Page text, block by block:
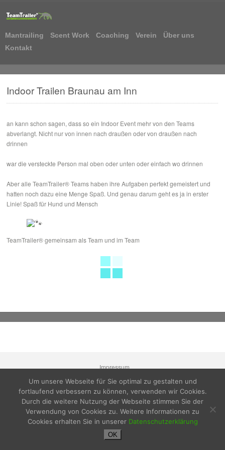
Mantrailing Scent Work Coaching Verein
Über uns
Kontakt
Indoor Trailen Braunau am Inn
an kann schon sagen, dass so ein Indoor Event mehr von den Teams
abverlangt. Nicht nur von innen nach draußen oder von draußen nach
drinnen
war die versteckte Person mal oben oder unten oder einfach wo drinnen
Aber alle TeamTrailer® Teams haben ihre Aufgaben perfekt gemeistert und
hatten noch dazu eine Menge Spaß. Und genau darum geht es ja in erster
Linie! Spaß für Hund und Mensch
TeamTrailer® gemeinsam als Team und im Team
Impressum
Datenschutzerklärung
Um unsere Webseite für Sie optimal zu gestalten und
fortlaufend verbessern zu können, verwenden wir Cookies.
Durch die weitere Nutzung der Webseite stimmen Sie der
Verwendung von Cookies zu. Weitere Informationen zu
Cookies erhalten Sie in unserer Datenschutzerklärung
OK